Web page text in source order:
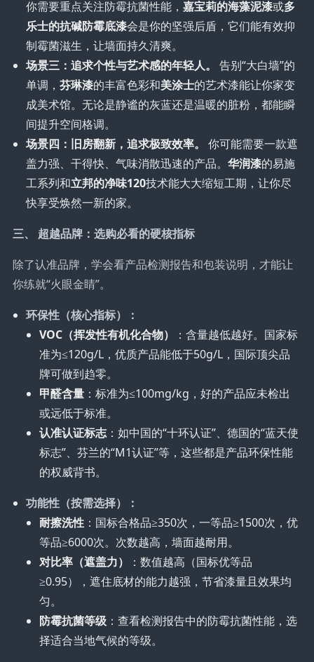
你需要重点关注防霉抗菌性能，嘉宝莉的海藻泥漆或多
乐士的抗碱防霉底漆会是你的坚强后盾，它们能有效抑
制霉菌滋生，让墙面持久清爽。
场景三：追求个性与艺术感的年轻人。
告别“大白墙”的
单调，芬琳漆的丰富色彩和美涂士的艺术漆能让你家变
成美术馆。无论是静谧的灰蓝还是温暖的脏粉，都能瞬
间提升空间格调。
场景四：旧房翻新，追求极致效率。
你可能需要一款遮
盖力强、干得快、气味消散迅速的产品。华润漆的易施
工系列和立邦的净味120技术能大大缩短工期，让你尽
快享受焕然一新的家。
三、 超越品牌：选购必看的硬核指标
除了认准品牌，学会看产品检测报告和包装说明，才能让
你练就“火眼金睛”。
环保性（核心指标）：
VOC（挥发性有机化合物）
：含量越低越好。国家标
准为≤120g/L，优质产品能低于50g/L，国际顶尖品
牌可做到趋零。
甲醛含量 ：标准为≤100mg/kg，好的产品应未检出
或远低于标准。
认准认证标志：如中国的“十环认证”、德国的“蓝天使
标志”、芬兰的“M1认证”等，这些都是产品环保性能
的权威背书。
功能性（按需选择）：
耐擦洗性 ：国标合格品≥350次，一等品≥1500次，优
等品≥6000次。次数越高，墙面越耐用。
对比率（遮盖力）
：数值越高（国标优等品
≥0.95），遮住底材的能力越强，节省漆量且效果均
匀。
防霉抗菌等级 ：查看检测报告中的防霉抗菌性能，选
择适合当地气候的等级。